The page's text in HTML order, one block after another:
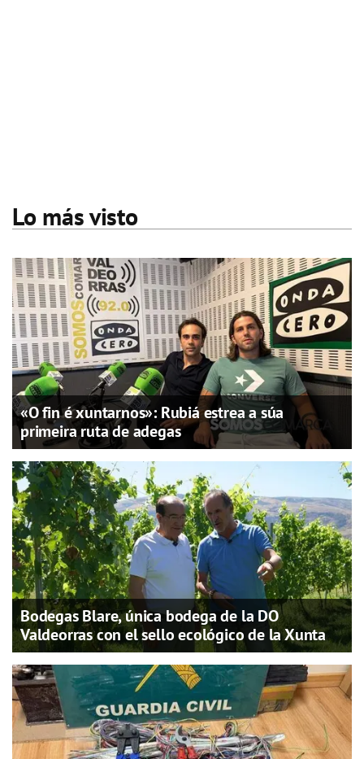
Lo más visto
«O fin é xuntarnos»: Rubiá estrea a súa
primeira ruta de adegas
Bodegas Blare, única bodega de la DO
Valdeorras con el sello ecológico de la Xunta